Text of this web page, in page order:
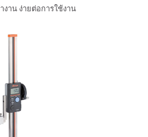
งาน ง่ายต่อการใช้งาน